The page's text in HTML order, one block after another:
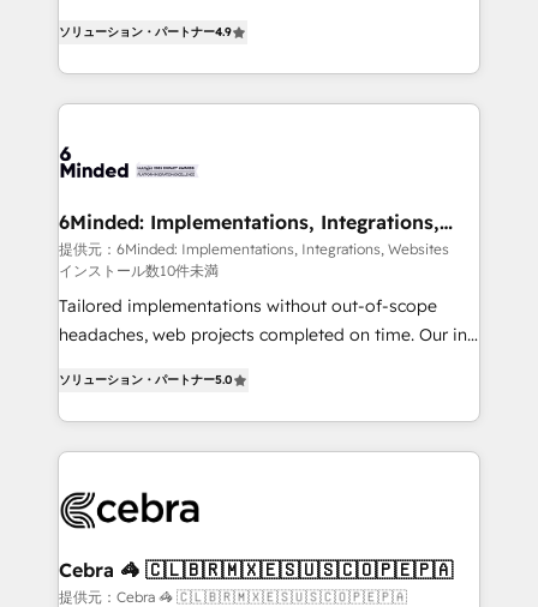
all in this together! From startup to enterprise, we’ll
make sure your HubSpot setup becomes a
powerhouse of productivity, so you can focus on
wowing your customers. Let’s make HubSpot work
150+ HubSpot-certified experts, we deliver scalable
solutions to complex GTM and RevOps challenges.
Our Expertise 🔹 Onboarding & Implementation:
tailored to your GTM motion. 🔹 Migrations: Move
downtime. 🔹 RevOps Strategy: Align teams,
processes, and data to drive revenue efficiency. 🔹
Integrations: Connect HubSpot with your tech stack
for better adoption. 🔹 Custom Solutions: Build
tailored apps, workflows, and configurations. We are
our commitment to data security and compliance. At
OneMetric, we help revenue teams focus on the
OneMetric that matters most: revenue.
ソリューション・パートナー4.9
6Minded: Implementations, Integrations,
Websites
提供元：6Minded: Implementations, Integrations, Websites
インストール数10件未満
Tailored implementations without out-of-scope
headaches, web projects completed on time. Our in-
developers, designers, and marketers handles all
aspects of your HubSpot. ✨ 400+ global clients ✨
100+ seamless migrations from 15+ different CRMs
implementations, and 5,000+ pages ✨ CS: Clients
CS: 245% organic growth & +751% new visitors for a
full-funnel HubSpot project ✨ CS: 415% conversion
ソリューション・パートナー5.0
Cebra 🦓 🇨🇱🇧🇷🇲🇽🇪🇸🇺🇸🇨🇴🇵🇪🇵🇦
提供元：Cebra 🦓 🇨🇱🇧🇷🇲🇽🇪🇸🇺🇸🇨🇴🇵🇪🇵🇦